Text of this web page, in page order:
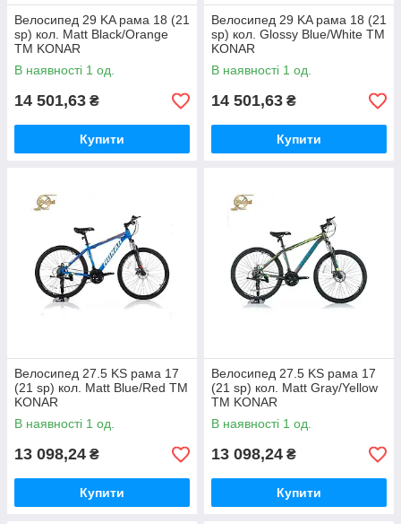
Велосипед 29 KA рама 18 (21
sp) кол. Matt Black/Orange
ТМ KONAR
В наявності 1 од.
14 501,63 ₴
Купити
Велосипед 29 KA рама 18 (21
sp) кол. Glossy Blue/White ТМ
KONAR
В наявності 1 од.
14 501,63 ₴
Купити
Велосипед 27.5 KS рама 17
(21 sp) кол. Matt Blue/Red ТМ
KONAR
В наявності 1 од.
13 098,24 ₴
Купити
Велосипед 27.5 KS рама 17
(21 sp) кол. Matt Gray/Yellow
ТМ KONAR
В наявності 1 од.
13 098,24 ₴
Купити